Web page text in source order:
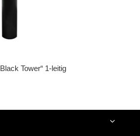
Tower“ 1-leitig